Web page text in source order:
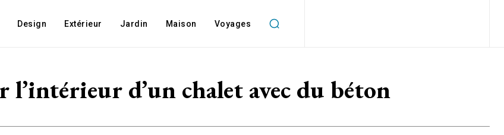
Design Extérieur Jardin Maison Voyages
l’intérieur d’un chalet avec du béton